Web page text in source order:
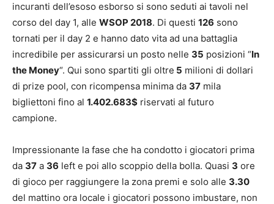
incuranti dell’esoso esborso si sono seduti ai tavoli nel
corso del day 1, alle WSOP 2018. Di questi 126 sono
tornati per il day 2 e hanno dato vita ad una battaglia
incredibile per assicurarsi un posto nelle 35 posizioni “In
the Money“. Qui sono spartiti gli oltre 5 milioni di dollari
di prize pool, con ricompensa minima da 37 mila
bigliettoni fino al 1.402.683$ riservati al futuro
campione.
Impressionante la fase che ha condotto i giocatori prima
da 37 a 36 left e poi allo scoppio della bolla. Quasi 3 ore
di gioco per raggiungere la zona premi e solo alle 3.30
del mattino ora locale i giocatori possono imbustare, non